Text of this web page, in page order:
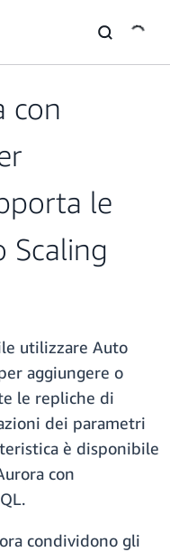
con
le
Scaling
utilizzare Auto
aggiungere o
le repliche di
dei parametri
è disponibile
con
condividono gli